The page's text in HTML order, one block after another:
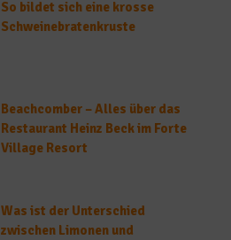
So bildet sich eine krosse
Schweinebratenkruste
Beachcomber – Alles über das
Restaurant Heinz Beck im Forte
Village Resort
Was ist der Unterschied
zwischen Limonen und